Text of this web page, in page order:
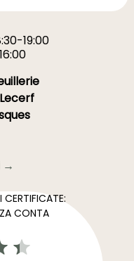
19:00
→
CONTA